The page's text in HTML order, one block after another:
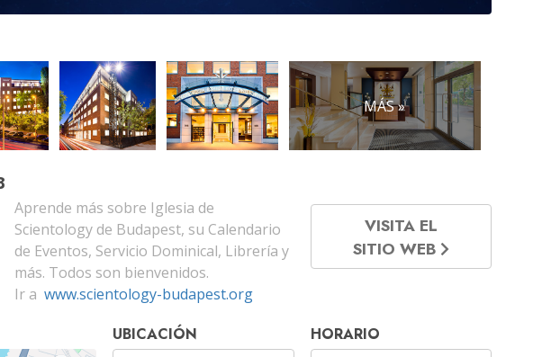
MÁS »
Aprende más sobre Iglesia de
Scientology de Budapest, su Calendario
de Eventos, Servicio Dominical, Librería y
más. Todos son bienvenidos.
Ir a www.scientology-budapest.org
VISITA EL
SITIO WEB
UBICACIÓN HORARIO